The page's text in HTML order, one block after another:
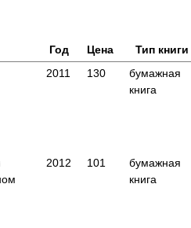
Год Цена
Тип книги
2011 130
бумажная
книга
2012 101
бумажная
книга